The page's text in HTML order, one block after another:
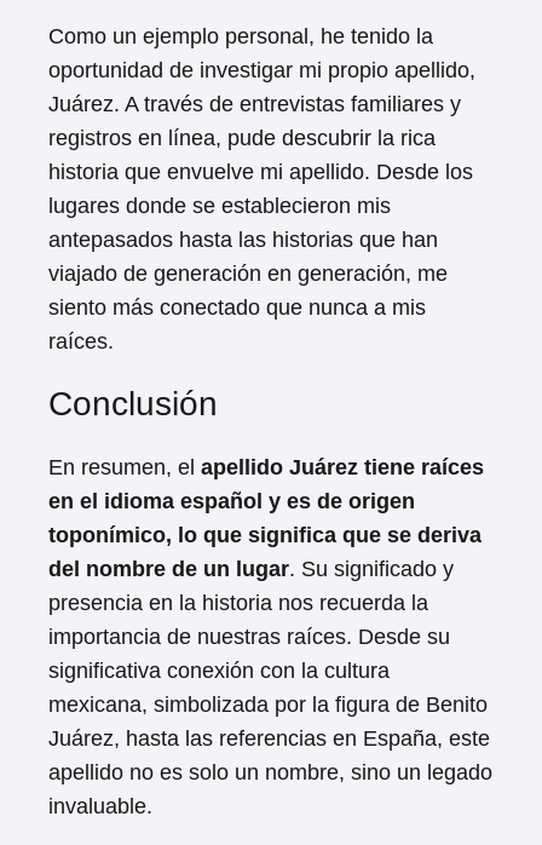
Como un ejemplo personal, he tenido la
oportunidad de investigar mi propio apellido,
Juárez. A través de entrevistas familiares y
registros en línea, pude descubrir la rica
historia que envuelve mi apellido. Desde los
lugares donde se establecieron mis
antepasados hasta las historias que han
viajado de generación en generación, me
siento más conectado que nunca a mis
raíces.
Conclusión
En resumen, el apellido Juárez tiene raíces
en el idioma español y es de origen
toponímico, lo que significa que se deriva
del nombre de un lugar. Su significado y
presencia en la historia nos recuerda la
importancia de nuestras raíces. Desde su
significativa conexión con la cultura
mexicana, simbolizada por la figura de Benito
Juárez, hasta las referencias en España, este
apellido no es solo un nombre, sino un legado
invaluable.